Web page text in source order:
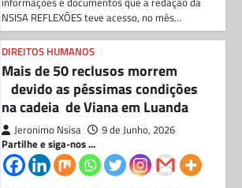
Partilhe e siga-nos …Segundo apuramos,
devido as péssimas condições dos reclusos
em Angola, no período de 2022 a 2024,
registou-se…
GOVERNADOR VOLTA A CRIAR
TEIA DE CORRUPÇÃO COM O
BENEPLÁCITO DO DIRECTOR